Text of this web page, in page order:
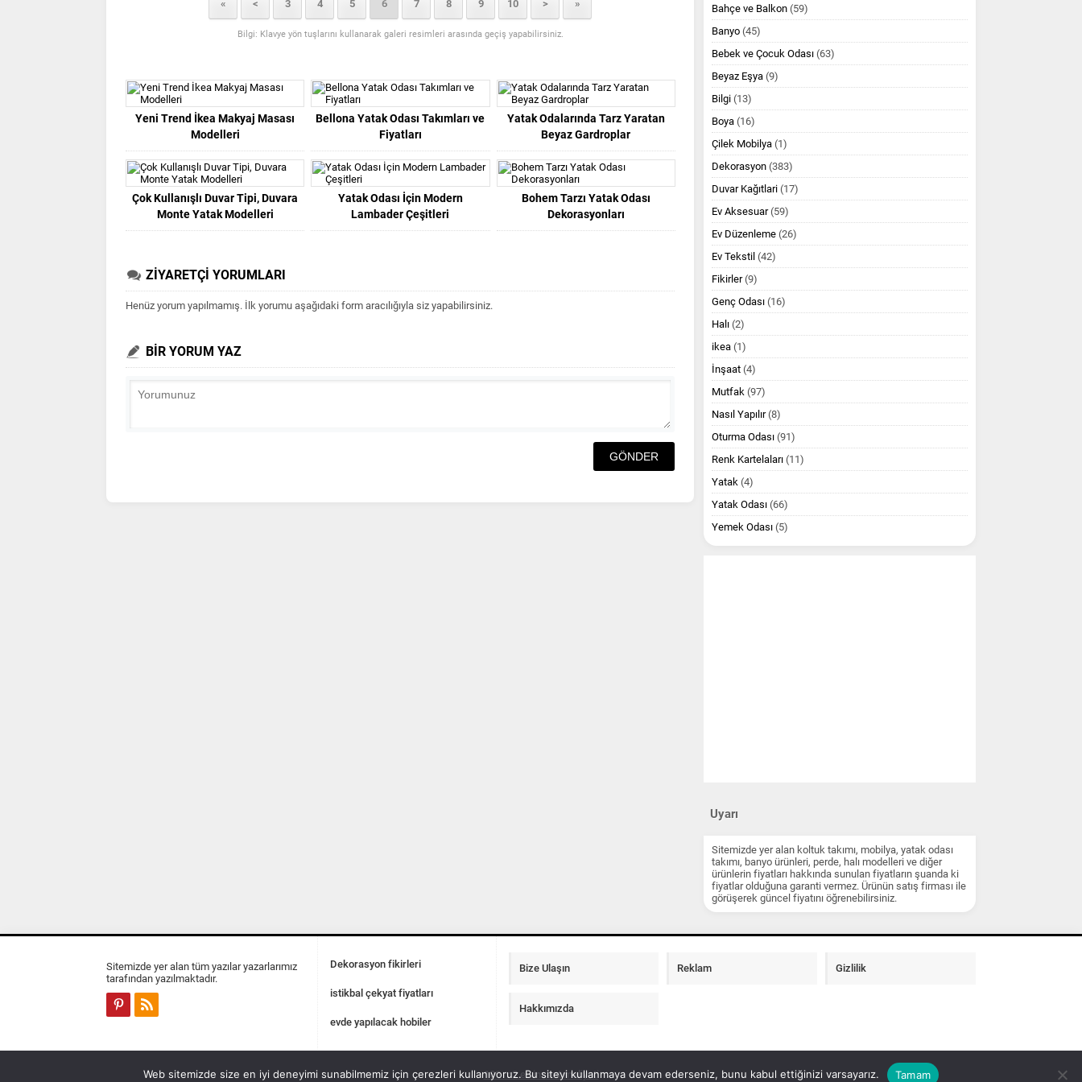
« < 3 4 5 6 7 8 9 10 > »
Bilgi: Klavye yön tuşlarını kullanarak galeri resimleri arasında geçiş yapabilirsiniz.
Yeni Trend İkea Makyaj Masası
Modelleri
Bellona Yatak Odası Takımları ve
Fiyatları
Yatak Odalarında Tarz Yaratan
Beyaz Gardroplar
Çok Kullanışlı Duvar Tipi, Duvara
Monte Yatak Modelleri
Yatak Odası İçin Modern
Lambader Çeşitleri
Bohem Tarzı Yatak Odası
Dekorasyonları
ZİYARETÇİ YORUMLARI
Henüz yorum yapılmamış. İlk yorumu aşağıdaki form aracılığıyla siz yapabilirsiniz.
BİR YORUM YAZ
Bahçe ve Balkon (59)
Banyo (45)
Bebek ve Çocuk Odası (63)
Beyaz Eşya (9)
Bilgi (13)
Boya (16)
Çilek Mobilya (1)
Dekorasyon (383)
Duvar Kağıtlari (17)
Ev Aksesuar(59)
Ev Düzenleme (26)
Ev Tekstil (42)
Fikirler(9)
Genç Odası (16)
Halı (2)
ikea (1)
İnşaat (4)
Mutfak (97)
Nasıl Yapılır(8)
Oturma Odası (91)
Renk Kartelaları (11)
Yatak (4)
Yatak Odası (66)
Yemek Odası (5)
Uyarı
Sitemizde yer alan koltuk takımı, mobilya, yatak odası
takımı, banyo ürünleri, perde, halı modelleri ve diğer
ürünlerin fiyatları hakkında sunulan fiyatların şuanda ki
fiyatlar olduğuna garanti vermez. Ürünün satış firması ile
görüşerek güncel fiyatını öğrenebilirsiniz.
Sitemizde yer alan tüm yazılar yazarlarımız
tarafından yazılmaktadır.
Dekorasyon fikirleri
istikbal çekyat fiyatları
evde yapılacak hobiler
Bize Ulaşın Reklam Gizlilik
Hakkımızda
100 m2 ev insaat maliyeti
Web sitemizde size en iyi deneyimi sunabilmemiz için çerezleri kullanıyoruz. Bu siteyi kullanmaya devam ederseniz, bunu kabul ettiğinizi varsayarız. Tamam